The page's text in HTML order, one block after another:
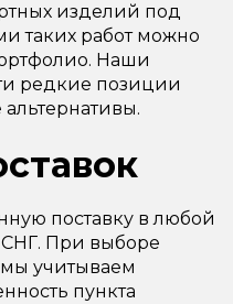
изделий под
таких работ можно
Наши
редкие позиции
поставку в любой
При выборе
учитываем
пункта